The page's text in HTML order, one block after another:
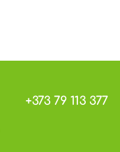
+373 79 113 377